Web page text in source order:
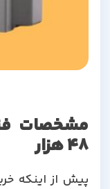
مشخصات